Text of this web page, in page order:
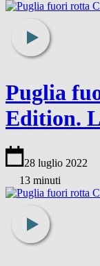
Puglia
Edition.
28 luglio 2022
13 minuti